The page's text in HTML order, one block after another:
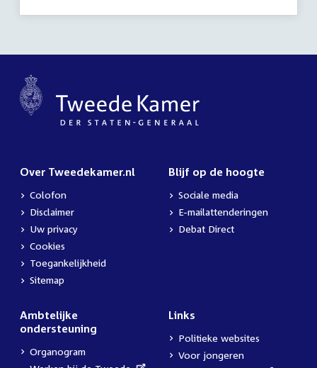
Over Tweedekamer.nl
Colofon
Disclaimer
Uw privacy
Cookies
Toegankelijkheid
Sitemap
Blijf op de hoogte
Sociale media
E-mailattenderingen
Debat Direct
Ambtelijke
ondersteuning
Organogram
Links
Politieke websites
Voor jongeren